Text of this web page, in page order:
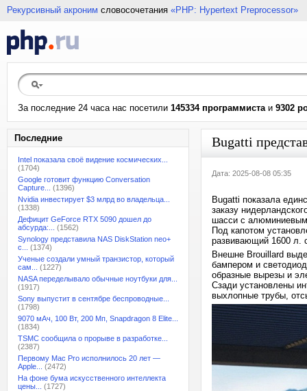
Рекурсивный акроним словосочетания «PHP: Hypertext Preprocessor»
За последние 24 часа нас посетили 145334 программистаи 9302
Последние
Intel показала своё видение космических...
(1704)
Google готовит функцию Conversation
Capture...
(1396)
Nvidia инвестирует $3 млрд во владельца...
(1338)
Дефицит GeForce RTX 5090 дошел до
абсурда:...
(1562)
Synology представила NAS DiskStation neo+
с...
(1374)
Ученые создали умный транзистор, который
сам...
(1227)
NASA переделывало обычные ноутбуки для...
(1917)
Sony выпустит в сентябре беспроводные...
(1798)
9070 мАч, 100 Вт, 200 Мп, Snapdragon 8 Elite...
(1834)
TSMC сообщила о прорыве в разработке...
(2387)
Первому Mac Pro исполнилось 20 лет —
Apple...
(2472)
На фоне бума искусственного интеллекта
цены...
(1727)
Bugatti
Дата: 2025-08-08 05:35
Bugatti показала
заказу
шасси с
Под капотом
развивающий 1600 л.
Внешне Brouillard
бампером и
образные вырезы и
Сзади установлены
выхлопные трубы,